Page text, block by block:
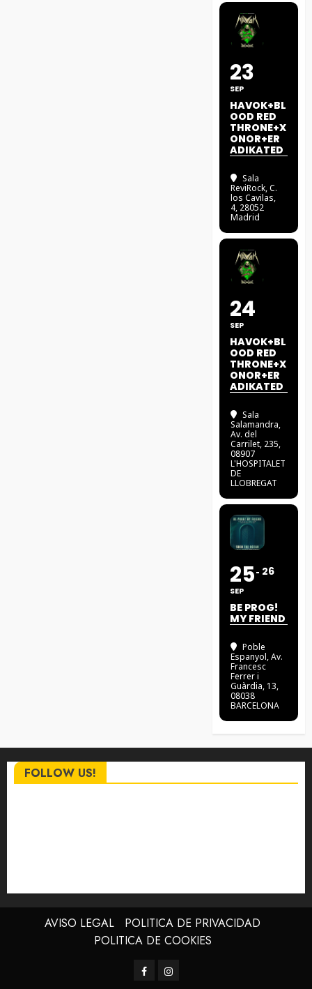
23
SEP
HAVOK+BL
OOD RED
THRONE+X
ONOR+ER
ADIKATED
Sala
ReviRock, C.
los Cavilas,
4, 28052
Madrid
24
SEP
HAVOK+BL
OOD RED
THRONE+X
ONOR+ER
ADIKATED
Sala
Salamandra,
Av. del
Carrilet, 235,
08907
L'HOSPITALET
DE
LLOBREGAT
25
SEP
26
BE PROG!
MY FRIEND
Poble
Espanyol, Av.
Francesc
Ferrer i
Guàrdia, 13,
08038
BARCELONA
FOLLOW US!
AVISO LEGAL
POLITICA DE PRIVACIDAD
POLITICA DE COOKIES
FacebookInstagram